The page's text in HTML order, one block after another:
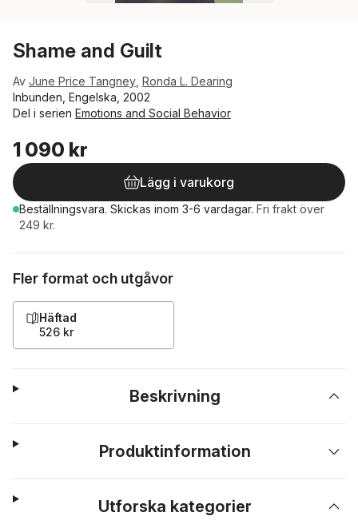
Shame and Guilt
Av June Price Tangney Ronda L. Dearing
Inbunden, Engelska, 2002
Del i serien Emotions and Social Behavior
1 090 kr
Lägg i varukorg
Beställningsvara. Skickas inom 3-6 vardagar. Fri frakt över
249 kr.
Fler format och utgåvor
Häftad
526 kr
Beskrivning
Produktinformation
Utforska kategorier